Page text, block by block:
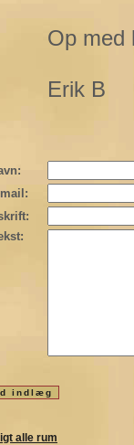
Op med
Erik B
alle rum